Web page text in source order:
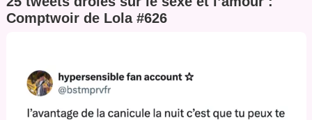
Comptwoir de Lola #626